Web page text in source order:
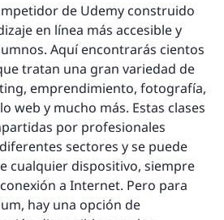
de Udemy construido
en línea más accesible y
Aquí encontrarás cientos
tratan una gran variedad de
emprendimiento, fotografía,
web y mucho más. Estas clases
por profesionales
sectores y se puede
cualquier dispositivo, siempre
a Internet. Pero para
hay una opción de